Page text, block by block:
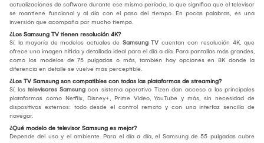
actualizaciones de software durante ese mismo período, lo que significa que el televisor
se mantiene funcional y al día con el paso del tiempo. En pocas palabras, es una
inversión que acompaña por mucho tiempo.
¿Los Samsung TV tienen resolución 4K?
Sí, la mayoría de modelos actuales de Samsung TV cuentan con resolución 4K, que
ofrece una imagen nítida y detallada ideal para el día a día. Para pantallas más grandes,
como los modelos de 75 pulgadas o más, también hay opciones en 8K donde la
diferencia en detalle se vuelve más perceptible.
¿Los TV Samsung son compatibles con todas las plataformas de streaming?
Sí, los televisores Samsung con sistema operativo Tizen dan acceso a las principales
plataformas como Netflix, Disney+, Prime Video, YouTube y más, sin necesidad de
dispositivos externos: todo desde el control remoto y con una interfaz sencilla de
navegar.
¿Qué modelo de televisor Samsung es mejor?
Depende del uso y el ambiente. Para el día a día, el Samsung de 55 pulgadas cubre